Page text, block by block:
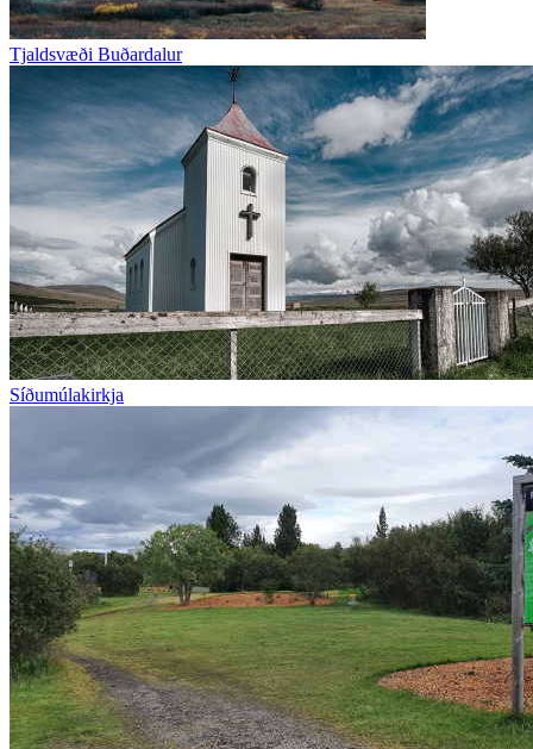
Tjaldsvæði Buðardalur
Síðumúlakirkja